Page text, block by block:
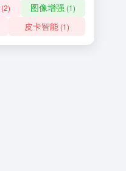
(2) 图像增强 (1)
皮卡智能(1)